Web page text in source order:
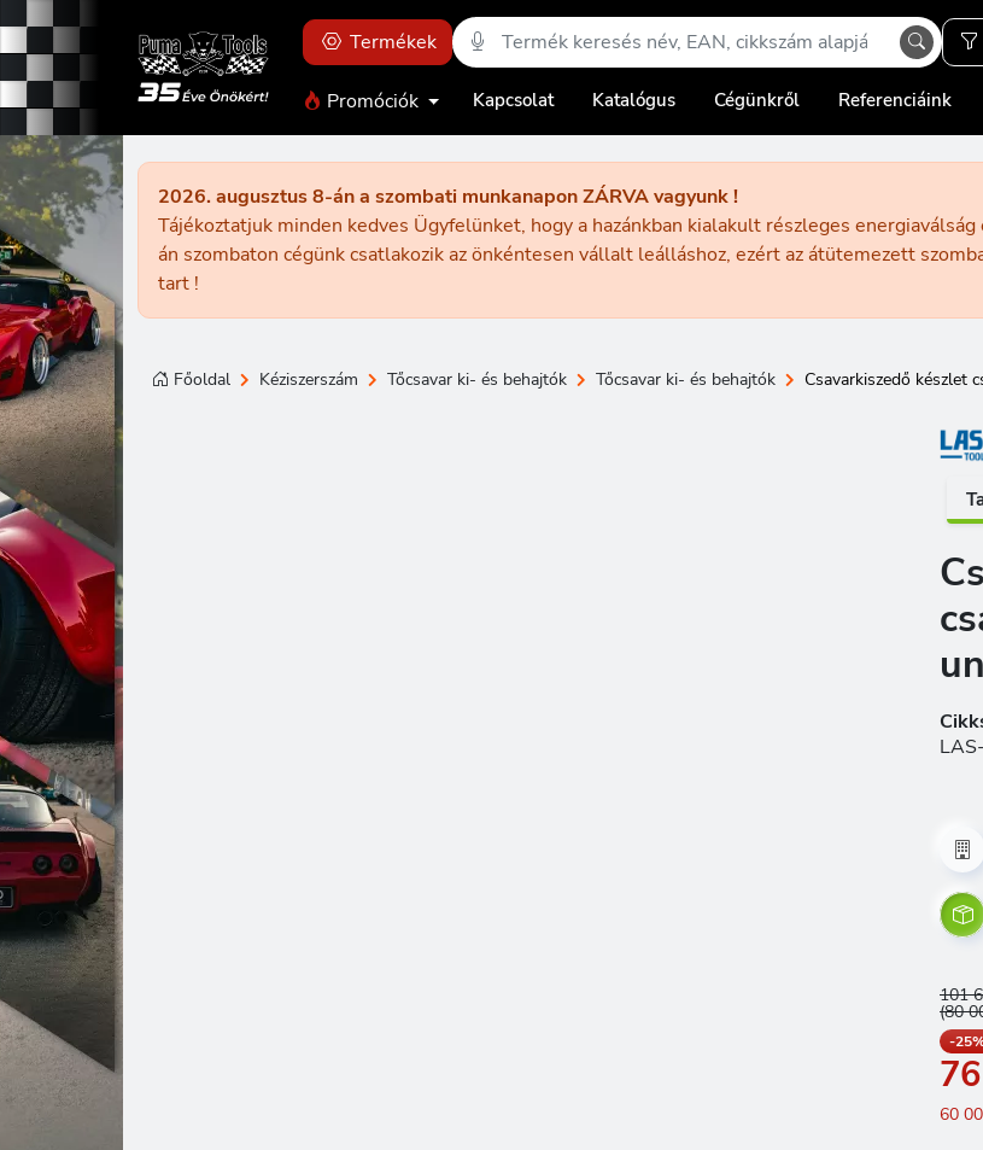
Termékek
Promóciók Kapcsolat Katalógus Cégünkről Referenciáink
2026. augusztus 8-án a szombati munkanapon ZÁRVA vagyunk !
Tájékoztatjuk minden kedves Ügyfelünket, hogy a hazánkban kialakult részleges
án szombaton cégünk csatlakozik az önkéntesen vállalt leálláshoz, ezért az átütemezett
tart !
Főoldal Kéziszerszám Tőcsavar ki- és behajtók Tőcsavar ki- és behajtók Csavarkiszedő készlet
101
(80
-
60